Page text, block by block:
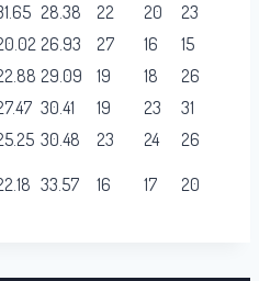
28.38 22 20
23
26.93 27 16
15
29.09 19 18
26
30.41 19 23
31
30.48 23 24 26
33.57 16 17 20